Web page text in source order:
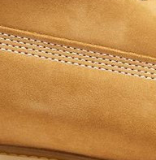
качество,
идеальные ботинки
внешний вид, но и
В этой статье мы
ботинки Timberland
элементом вашего